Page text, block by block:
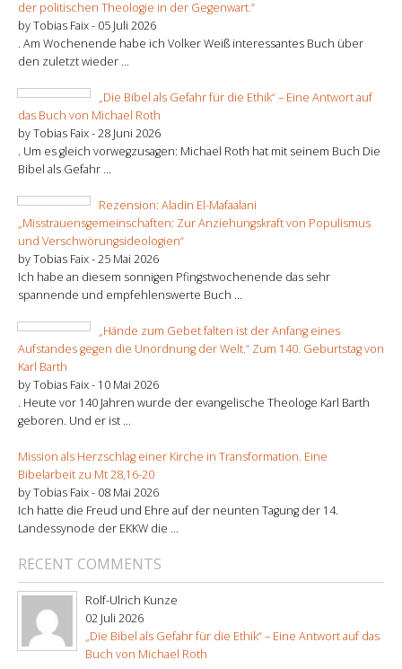
der politischen Theologie in der Gegenwart.”
by Tobias Faix - 05 Juli 2026
. Am Wochenende habe ich Volker Weiß interessantes Buch über
den zuletzt wieder ...
„Die Bibel als Gefahr für die Ethik“ – Eine Antwort auf
das Buch von Michael Roth
by Tobias Faix -28 Juni 2026
. Um es gleich vorwegzusagen: Michael Roth hat mit seinem Buch Die
Bibel als Gefahr ...
Rezension: Aladin El-Mafaalani
„Misstrauensgemeinschaften: Zur Anziehungskraft von Populismus
und Verschwörungsideologien“
by Tobias Faix -25 Mai 2026
Ich habe an diesem sonnigen Pfingstwochenende das sehr
spannende und empfehlenswerte Buch ...
„Hände zum Gebet falten ist der Anfang eines
Aufstandes gegen die Unordnung der Welt.“ Zum 140. Geburtstag von
Karl Barth
by Tobias Faix - 10 Mai 2026
. Heute vor 140 Jahren wurde der evangelische Theologe Karl Barth
geboren. Und er ist ...
Mission als Herzschlag einer Kirche in Transformation. Eine
Bibelarbeit zu Mt 28,16-20
by Tobias Faix - 08 Mai 2026
Ich hatte die Freud und Ehre auf der neunten Tagung der 14.
Landessynode der EKKW die ...
RECENT COMMENTS
Rolf-Ulrich Kunze
02 Juli 2026
„Die Bibel als Gefahr für die Ethik“ – Eine Antwort auf das
Buch von Michael Roth